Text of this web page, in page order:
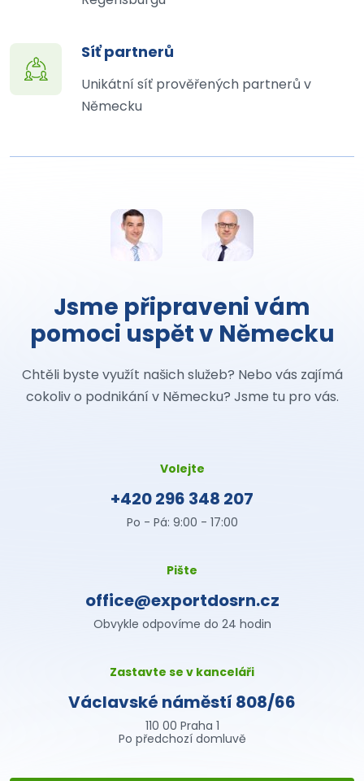
Síť partnerů
Unikátní síť prověřených partnerů v
Německu
Jsme připraveni vám
pomoci uspět v Německu
Chtěli byste využít našich služeb? Nebo vás zajímá
cokoliv o podnikání v Německu? Jsme tu pro vás.
Volejte
+420 296 348 207
Po - Pá: 9:00 - 17:00
Pište
office@exportdosrn.cz
Obvykle odpovíme do 24 hodin
Zastavte se v kanceláři
Václavské náměstí 808/66
110 00 Praha 1
Po předchozí domluvě